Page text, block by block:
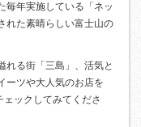
毎年実施している「ネッ
れた素晴らしい富士山の
れる街「三島」、活気と
ーツや大人気のお店を
ックしてみてくださ